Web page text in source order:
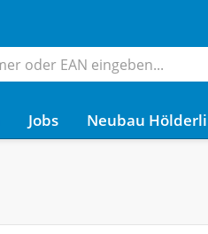
Jobs Neubau Hölderli